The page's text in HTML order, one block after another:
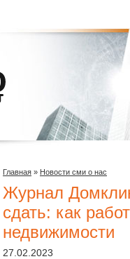
Главная » Новости сми о нас
Журнал
сдать: как
недвижимости
27.02.2023